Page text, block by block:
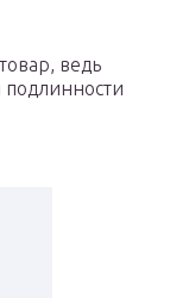
ведь
подлинности